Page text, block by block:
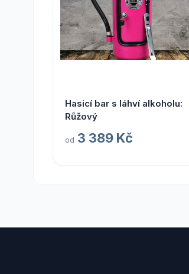
Hasicí bar s láhví alkoholu:
Růžový
od 3 389 Kč